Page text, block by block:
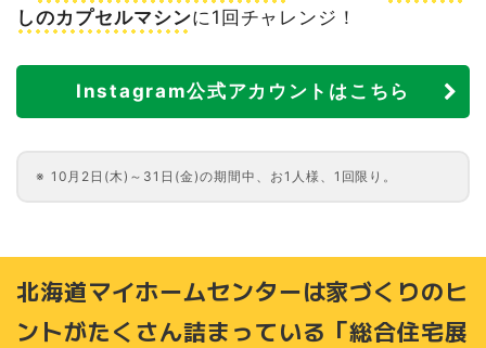
しのカプセルマシンに1回チャレンジ！
Instagram公式アカウントはこちら
10月2日(木)～31日(金)の期間中、お1人様、1回限り。
北海道マイホームセンターは家づくりのヒ
ントがたくさん詰まっている「総合住宅展